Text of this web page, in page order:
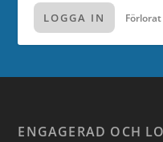
LOGGA IN
ENGAGERAD OCH